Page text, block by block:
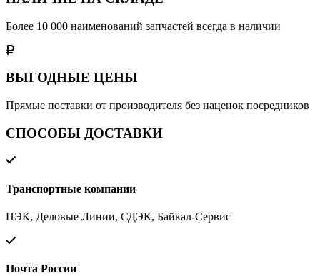
Более 10 000 наименований запчастей всегда в наличии
ВЫГОДНЫЕ ЦЕНЫ
Прямые поставки от производителя без наценок посредников
СПОСОБЫ ДОСТАВКИ
Транспортные компании
ПЭК, Деловые Линии, СДЭК, Байкал-Сервис
Почта России